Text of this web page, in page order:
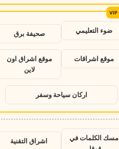
ضوء التعليمي صحيفة برق
موقع اشراقات
موقع اشراق اون
لاين
اركان سياحة وسفر
مسك الكلمات في
اشراق التقنية